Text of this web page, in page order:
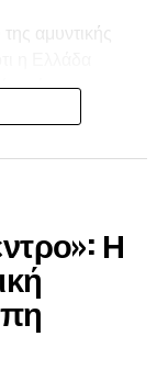
αμυντικής
πρόγραμμα που
F-
ενδυνάμωση των
για
Η